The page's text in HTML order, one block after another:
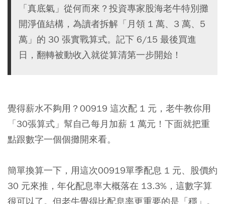
「真底氣」從何而來？投資專家股海老牛特別攤
開淨值結構，為讀者拆解「月領 1 萬、3 萬、5
萬」的 30 張實戰算式。記下 6/15 最後買進
日，翻轉被動收入就從算清第一步開始！
覺得薪水不夠用？ 00919 這次配 1 元，老牛教你用
「30張算式」幫自己每月加薪 1 萬元！下面就把重
點跟數字一個個攤開來看。
簡單換算一下，用這次00919單季配息 1 元、股價約
30 元來推，年化配息率大概落在 13.3%，這數字算
很可以了。但老牛覺得比配息率更重要的是「穩」。